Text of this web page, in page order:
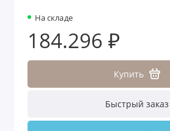
На складе
184.296 ₽
Купить
Быстрый заказ